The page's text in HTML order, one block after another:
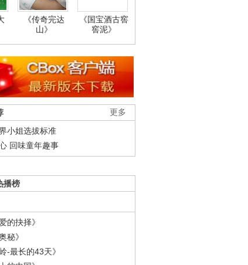
《传奇完达
山》
《国宝酒古窖
窖泥》
更多
小姐选拔标准
回味童年趣事
播榜
的抉择》
秘》
-最长的43天》